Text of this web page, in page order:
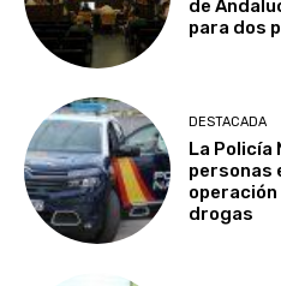
de
para dos
DESTACADA
La Policía
personas
drogas